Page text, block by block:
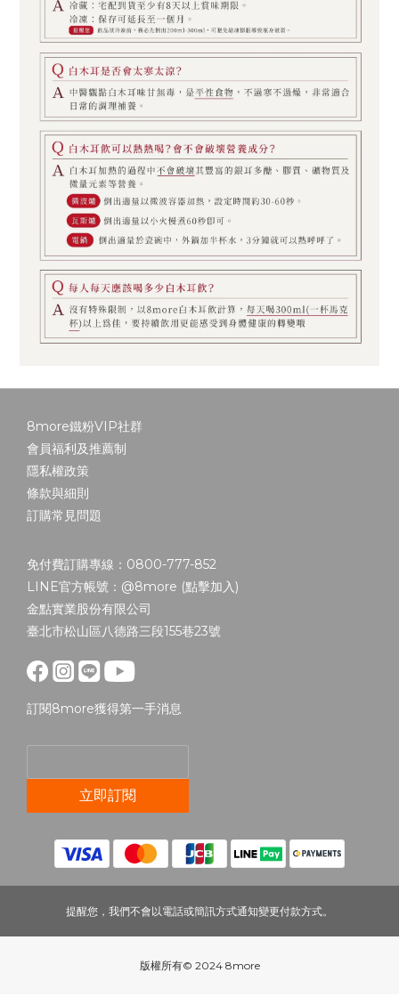
8more鐵粉VIP社群
會員福利及推薦制
隱私權政策
條款與細則
訂購常見問題
免付費訂購專線：0800-777-852
LINE官方帳號：@8more (點擊加入)
金點實業股份有限公司
臺北市松山區八德路三段155巷23號
訂閱8more獲得第一手消息
立即訂閱
提醒您，我們不會以電話或簡訊方式通知變更付款方式。
版權所有© 2024 8more